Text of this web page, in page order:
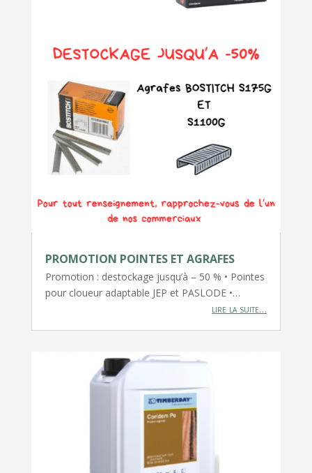
PROMOTION POINTES ET AGRAFES
Promotion : destockage jusqu’à – 50 % • Pointes
pour cloueur adaptable JEP et PASLODE •…
lire la suite…